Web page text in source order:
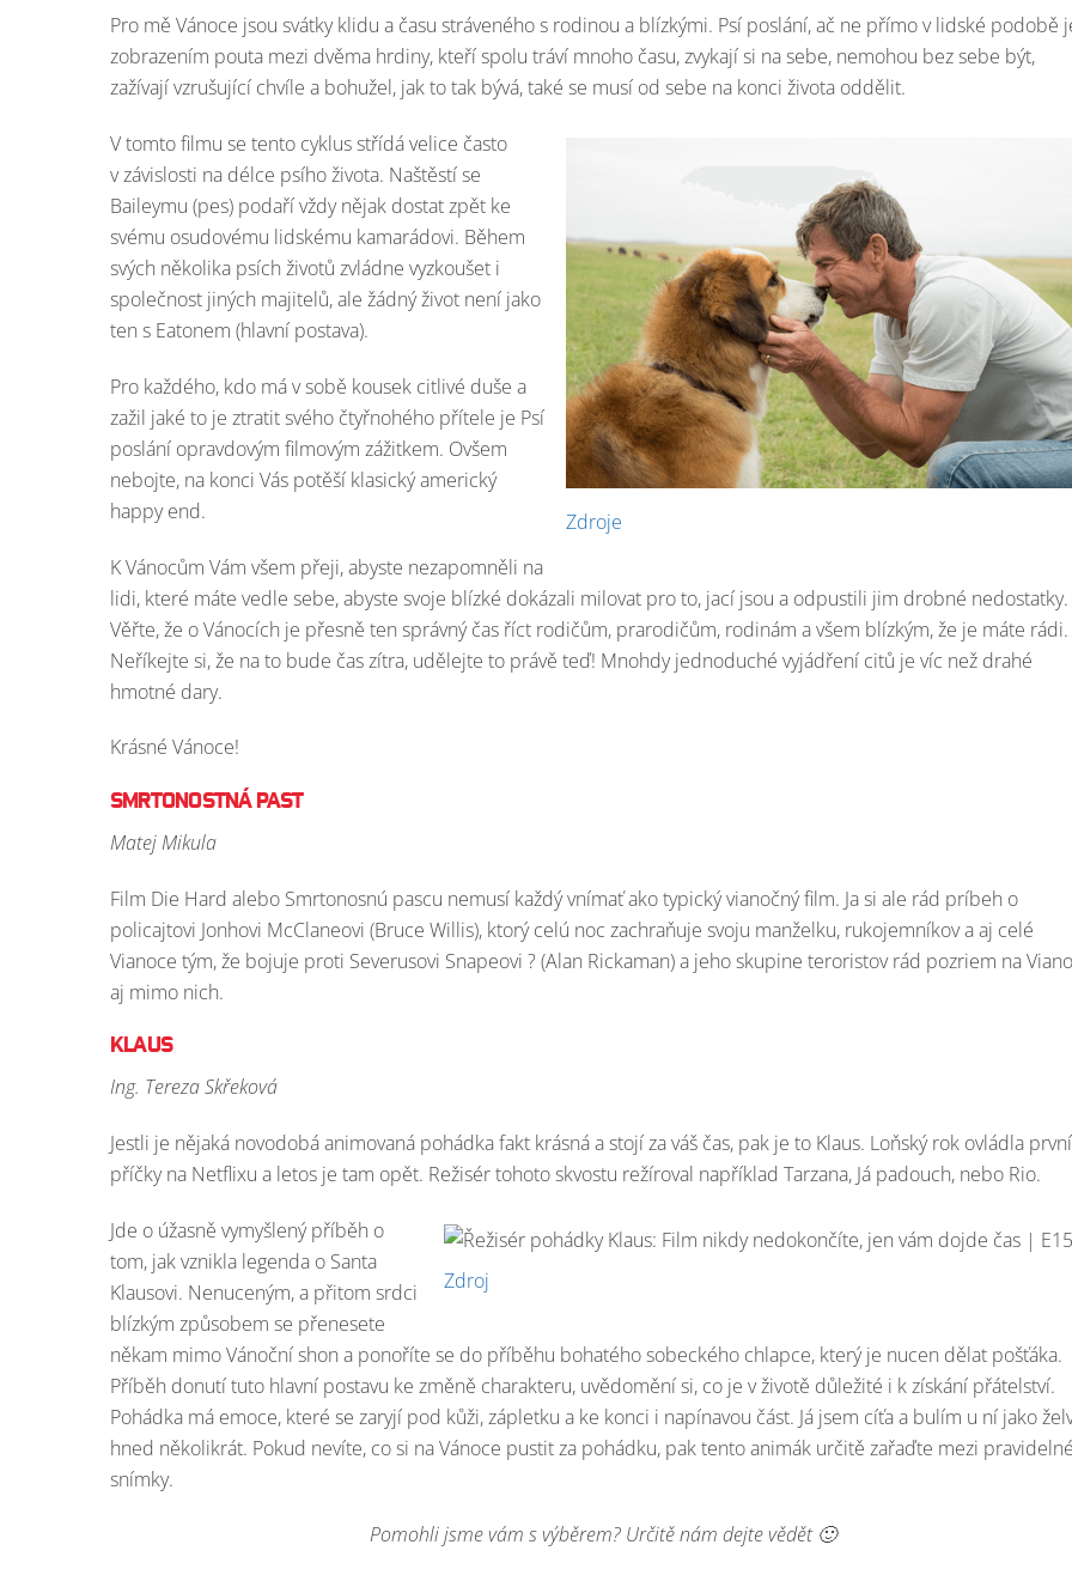
Pro mě Vánoce jsou svátky klidu a času stráveného s rodinou a blízkými. Psí poslání, ač ne přímo v lidské podobě
zobrazením pouta mezi dvěma hrdiny, kteří spolu tráví mnoho času, zvykají si na sebe, nemohou bez sebe být,
zažívají vzrušující chvíle a bohužel, jak to tak bývá, také se musí od sebe na konci života oddělit.
Zdroje
V tomto filmu se tento cyklus střídá velice často
v závislosti na délce psího života. Naštěstí se
Baileymu (pes) podaří vždy nějak dostat zpět ke
svému osudovému lidskému kamarádovi. Během
svých několika psích životů zvládne vyzkoušet i
společnost jiných majitelů, ale žádný život není jako
ten s Eatonem (hlavní postava).
Pro každého, kdo má v sobě kousek citlivé duše a
zažil jaké to je ztratit svého čtyřnohého přítele je Psí
poslání opravdovým filmovým zážitkem. Ovšem
nebojte, na konci Vás potěší klasický americký
happy end.
K Vánocům Vám všem přeji, abyste nezapomněli na
lidi, které máte vedle sebe, abyste svoje blízké dokázali milovat pro to, jací jsou a odpustili jim drobné nedostatky.
Věřte, že o Vánocích je přesně ten správný čas říct rodičům, prarodičům, rodinám a všem blízkým, že je máte rádi.
Neříkejte si, že na to bude čas zítra, udělejte to právě teď! Mnohdy jednoduché vyjádření citů je víc než drahé
hmotné dary.
Krásné Vánoce!
SMRTONOSTNÁ PAST
Matej Mikula
Film Die Hard alebo Smrtonosnú pascu nemusí každý vnímať ako typický vianočný film. Ja si ale rád príbeh o
policajtovi Jonhovi McClaneovi (Bruce Willis), ktorý celú noc zachraňuje svoju manželku, rukojemníkov a aj celé
Vianoce tým, že bojuje proti Severusovi Snapeovi ? (Alan Rickaman) a jeho skupine teroristov rád pozriem na
aj mimo nich.
KLAUS
Ing. Tereza Skřeková
Jestli je nějaká novodobá animovaná pohádka fakt krásná a stojí za váš čas, pak je to Klaus. Loňský rok ovládla první
příčky na Netflixu a letos je tam opět. Režisér tohoto skvostu režíroval například Tarzana, Já padouch, nebo Rio.
Zdroj
Jde o úžasně vymyšlený příběh o
tom, jak vznikla legenda o Santa
Klausovi. Nenuceným, a přitom srdci
blízkým způsobem se přenesete
někam mimo Vánoční shon a ponoříte se do příběhu bohatého sobeckého chlapce, který je nucen dělat pošťáka.
Příběh donutí tuto hlavní postavu ke změně charakteru, uvědomění si, co je v životě důležité i k získání přátelství.
Pohádka má emoce, které se zaryjí pod kůži, zápletku a ke konci i napínavou část. Já jsem cíťa a bulím u ní jako
hned několikrát. Pokud nevíte, co si na Vánoce pustit za pohádku, pak tento animák určitě zařaďte mezi
snímky.
Pomohli jsme vám s výběrem? Určitě nám dejte vědět 🙂